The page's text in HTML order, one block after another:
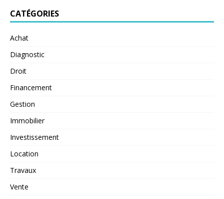
CATÉGORIES
Achat
Diagnostic
Droit
Financement
Gestion
Immobilier
Investissement
Location
Travaux
Vente